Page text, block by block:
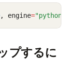
, engine="python"
プするに